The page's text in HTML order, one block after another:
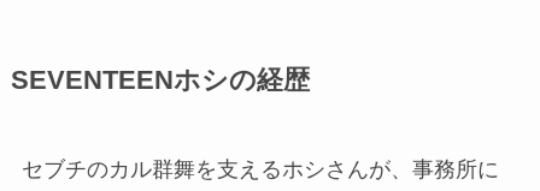
SEVENTEENホシの経歴
セブチのカル群舞を支えるホシさんが、事務所に